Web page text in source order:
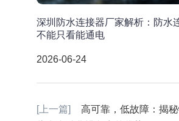
深圳防水连接器厂家解析：防水
不能只看能通电
2026-06-24
[上一篇]
高可靠，低故障：揭